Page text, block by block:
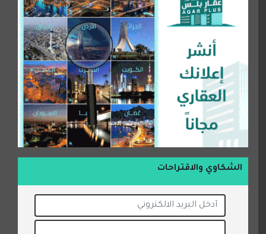
الشكاوي والاقتراحات